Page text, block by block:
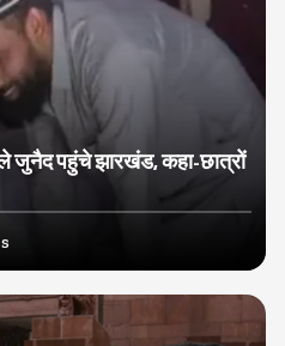
जुनैद पहुंचे झारखंड, कहा-छात्रों